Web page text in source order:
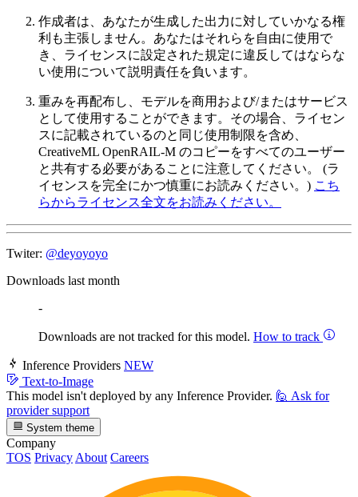
作成者は、あなたが生成した出力に対していかなる権
利も主張しません。あなたはそれらを自由に使用で
き、ライセンスに設定された規定に違反してはならな
い使用について説明責任を負います。
重みを再配布し、モデルを商用および/またはサービス
として使用することができます。その場合、ライセン
スに記載されているのと同じ使用制限を含め、
CreativeML OpenRAIL-M のコピーをすべてのユーザー
と共有する必要があることに注意してください。 (ラ
イセンスを完全にかつ慎重にお読みください。) こち
らからライセンス全文をお読みください。
Twiter: @deyoyoyo
Downloads last month
-
Downloads are not tracked for this model. How to track
Inference Providers NEW
Text-to-Image
This model isn't deployed by any Inference Provider. 🙋 Ask for
provider support
System theme
Company
TOS Privacy About Careers